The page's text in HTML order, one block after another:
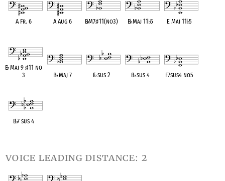
A Fr. 6 A Aug 6 B♭M7♯11(no3) B♭Maj 11♭5 E Maj 11♭5
E♭Maj 9 ♯11 no
3
B♭Maj 7 E♭sus 2 B♭sus 4 F7sus4 no5
B♭7 sus 4
voice leading distance: 2